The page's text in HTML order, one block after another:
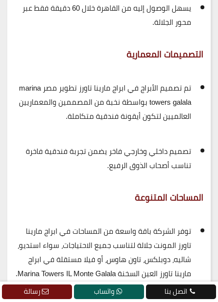
يسهل الوصول إليه من القاهرة خلال 60 دقيقة فقط عبر
محور الجلالة.
التصميمات المعمارية
تم تصميم الأبراج في ابراج مارينا تاورز تطوير مصر marina
towers galala بواسطة
نخبة من المصممين والمعماريين
العالميينلتكون أيقونة فندقية متكاملة.
تصميم داخلي وخارجي فاخر يضمن تجربة فندقية فاخرة
تناسب أصحاب الذوق الرفيع.
المساحات المتنوعة
توفر الشركةباقة واسعة من المساحات في ابراج مارينا
تاورز المونت جلالةلتناسب جميع الاحتياجات، سواء استديو،
شاليه، دوبلكس، تاون هاوس، أو فيلا مستقلة في ابراج
مارينا تاورز العين السخنةMarina Towers IL Monte Galala
.
اتصل بنا واتساب رسالة